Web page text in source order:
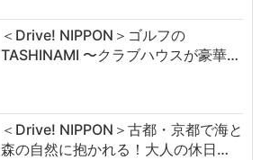
＜Drive! NIPPON＞ゴルフの
TASHINAMI 〜クラブハウスが豪華…
＜Drive! NIPPON＞古都・京都で海と
森の自然に抱かれる！大人の休日…